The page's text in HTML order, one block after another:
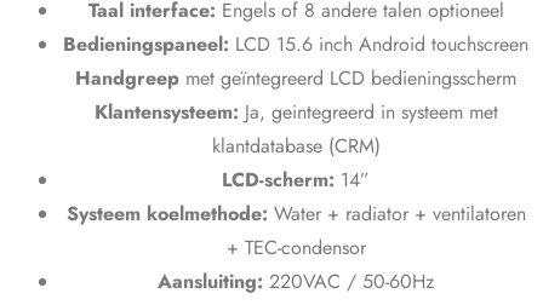
Taal interface: Engels of 8 andere talen optioneel
Bedieningspaneel: LCD 15.6 inch Android touchscreen
Handgreep met geïntegreerd LCD bedieningsscherm
Klantensysteem: Ja, geintegreerd in systeem met
klantdatabase (CRM)
LCD-scherm: 14”
Systeem koelmethode: Water + radiator + ventilatoren
+ TEC-condensor
Aansluiting: 220VAC / 50-60Hz